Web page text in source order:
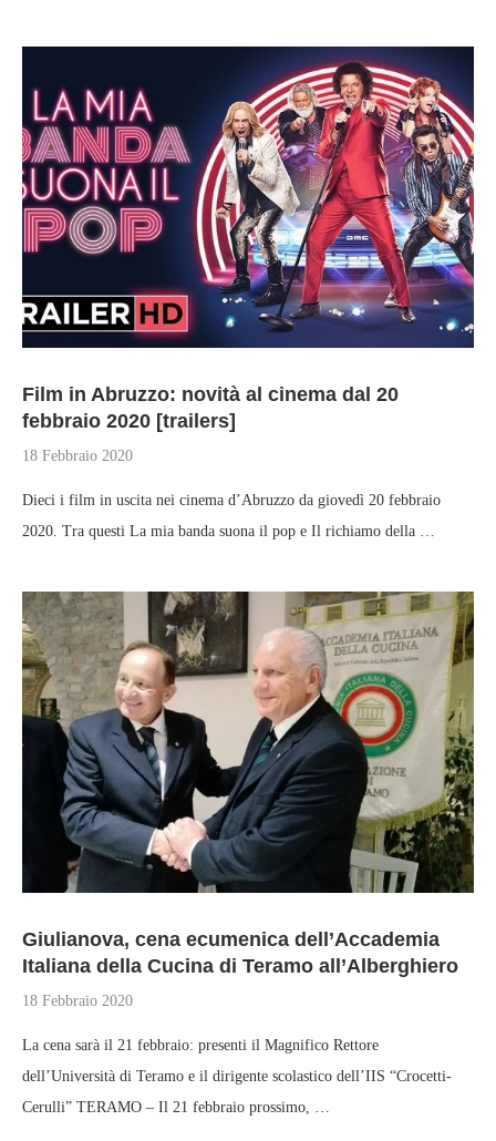
Film in Abruzzo: novità al cinema dal 20
febbraio 2020 [trailers]
18 Febbraio 2020
Dieci i film in uscita nei cinema d’Abruzzo da giovedì 20 febbraio
2020. Tra questi La mia banda suona il pop e Il richiamo della …
Giulianova, cena ecumenica dell’Accademia
Italiana della Cucina di Teramo all’Alberghiero
18 Febbraio 2020
La cena sarà il 21 febbraio: presenti il Magnifico Rettore
dell’Università di Teramo e il dirigente scolastico dell’IIS “Crocetti-
Cerulli” TERAMO – Il 21 febbraio prossimo, …